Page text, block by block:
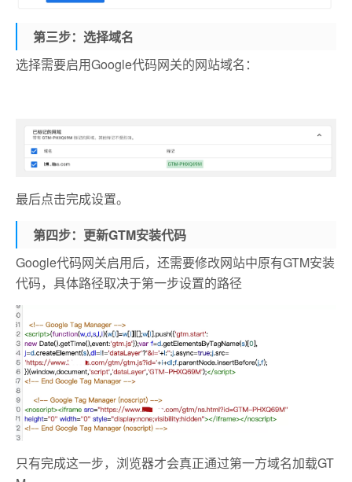
第三步：选择域名
选择需要启用Google代码网关的网站域名：
最后点击完成设置。
第四步： 更新GTM安装代码
Google代码网关启用后，还需要修改网站中原有GTM安装
代码，具体路径取决于第一步设置的路径
只有完成这一步，浏览器才会真正通过第一方域名加载GT